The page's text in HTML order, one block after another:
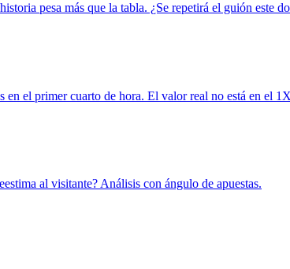
pesa más que la tabla. ¿Se repetirá el guión este
el primer cuarto de hora. El valor real no está en el
al visitante? Análisis con ángulo de apuestas.